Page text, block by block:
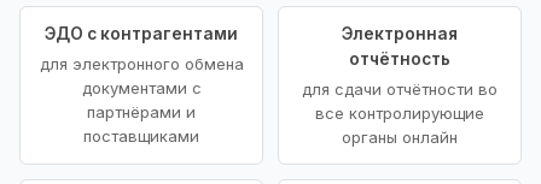
ЭДО с контрагентами
для электронного обмена
документами с
партнёрами и
поставщиками
Электронная
отчётность
для сдачи отчётности во
все контролирующие
органы онлайн